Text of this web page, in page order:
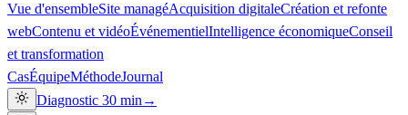
Vue d'ensembleSite managéAcquisition digitaleCréation et refonte
webContenu et vidéoÉvénementielIntelligence économiqueConseil
et transformation
CasÉquipeMéthodeJournal
Diagnostic 30 min →